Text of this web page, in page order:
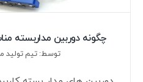
چگونه دوربین مداربسته
توسط: تیم تولید